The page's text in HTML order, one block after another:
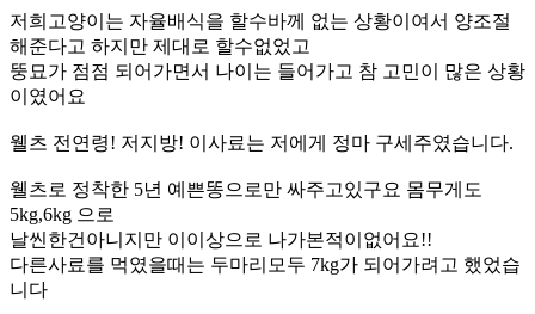
저희고양이는 자율배식을 할수바께 없는 상황이여서 양조절
해준다고 하지만 제대로 할수없었고
뚱묘가 점점 되어가면서 나이는 들어가고 참 고민이 많은 상황
이였어요
웰츠 전연령! 저지방! 이사료는 저에게 정마 구세주였습니다.
웰츠로 정착한 5년 예쁜똥으로만 싸주고있구요 몸무게도
5kg,6kg 으로
날씬한건아니지만 이이상으로 나가본적이없어요!!
다른사료를 먹였을때는 두마리모두 7kg가 되어가려고 했었습
니다